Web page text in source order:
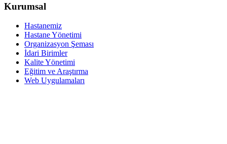
Kurumsal
Hastanemiz
Hastane Yönetimi
Organizasyon Şeması
İdari Birimler
Kalite Yönetimi
Eğitim ve Araştırma
Web Uygulamaları